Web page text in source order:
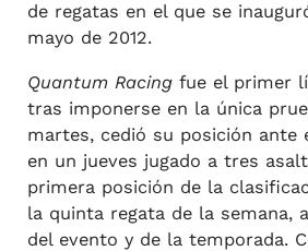
de regatas en el que se
mayo de 2012.
Quantum Racingfue el primer
tras imponerse en la única
martes, cedió su posición ante
en un jueves jugado a tres
primera posición de la
la quinta regata de la semana,
del evento y de la temporada.